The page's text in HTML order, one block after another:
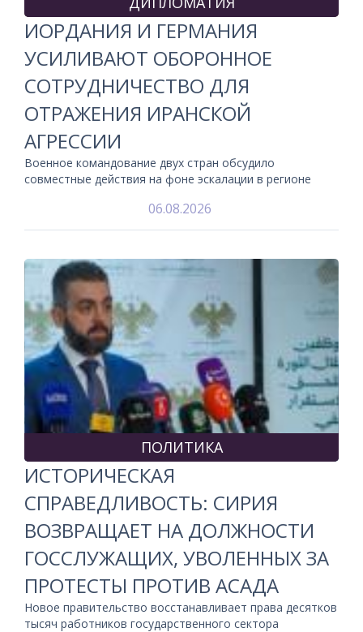
ИОРДАНИЯ И ГЕРМАНИЯ
УСИЛИВАЮТ ОБОРОННОЕ
СОТРУДНИЧЕСТВО ДЛЯ
ОТРАЖЕНИЯ ИРАНСКОЙ
АГРЕССИИ
Военное командование двух стран обсудило
совместные действия на фоне эскалации в регионе
06.08.2026
ПОЛИТИКА
ИСТОРИЧЕСКАЯ
СПРАВЕДЛИВОСТЬ: СИРИЯ
ВОЗВРАЩАЕТ НА ДОЛЖНОСТИ
ГОССЛУЖАЩИХ, УВОЛЕННЫХ ЗА
ПРОТЕСТЫ ПРОТИВ АСАДА
Новое правительство восстанавливает права десятков
тысяч работников государственного сектора